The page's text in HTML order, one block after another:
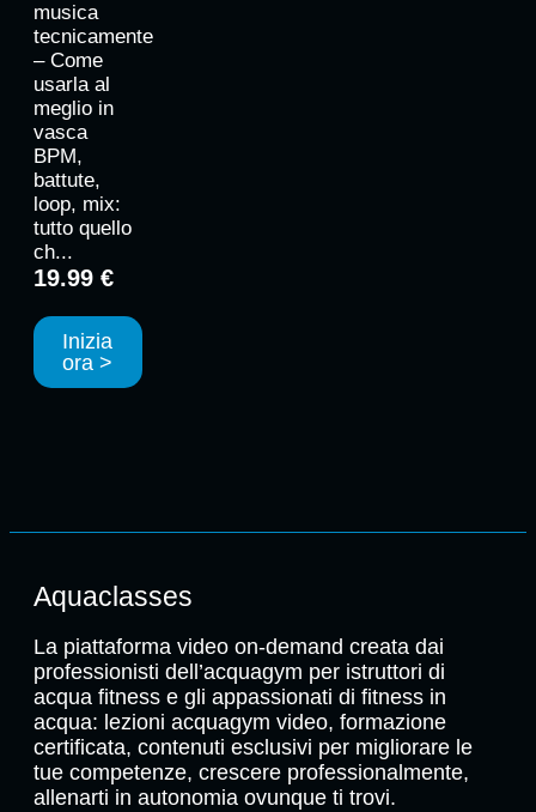
musica
tecnicamente
– Come
usarla al
meglio in
vasca
BPM,
battute,
loop, mix:
tutto quello
ch...
19.99 €
Inizia
ora >
Aquaclasses
La piattaforma video on-demand creata dai
professionisti dell’acquagym per istruttori di
acqua fitness e gli appassionati di fitness in
acqua: lezioni acquagym video, formazione
certificata, contenuti esclusivi per migliorare le
tue competenze, crescere professionalmente,
allenarti in autonomia ovunque ti trovi.